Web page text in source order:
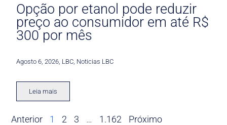
Opção por etanol pode reduzir
preço ao consumidor em até R$
300 por mês
Agosto 6, 2026 LBC Noticias LBC
Leia mais
Anterior 1 2 3 … 1.162 Próximo